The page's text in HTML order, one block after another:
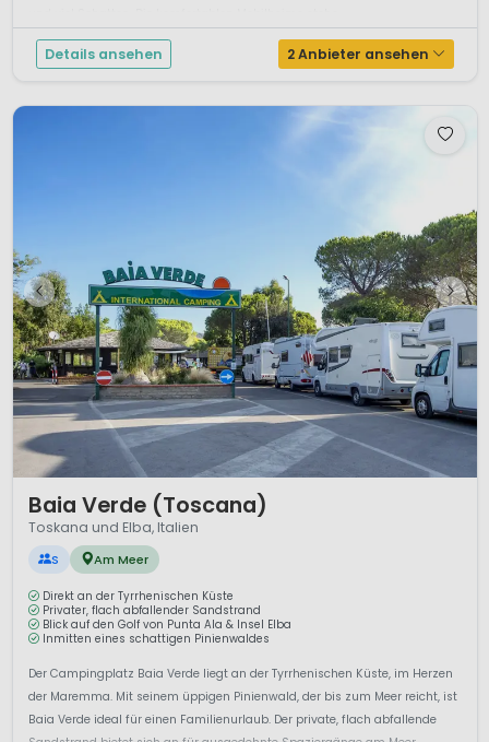
Details ansehen 2 Anbieter ansehen
Baia Verde (Toscana)
Toskana und Elba, Italien
S Am Meer
Direkt an der Tyrrhenischen Küste
Privater, flach abfallender Sandstrand
Blick auf den Golf von Punta Ala & Insel Elba
Inmitten eines schattigen Pinienwaldes
Der Campingplatz Baia Verde liegt an der Tyrrhenischen Küste, im Herzen
der Maremma. Mit seinem üppigen Pinienwald, der bis zum Meer reicht, ist
Baia Verde ideal für einen Familienurlaub. Der private, flach abfallende